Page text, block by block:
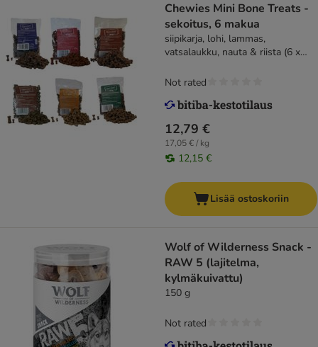
Chewies Mini Bone Treats -
sekoitus, 6 makua
siipikarja, lohi, lammas,
vatsalaukku, nauta & riista (6 x
12,79 €
17,05 € / kg
12,15 €
Not rated
Lisää ostoskoriin
Wolf of Wilderness Snack -
RAW 5 (lajitelma,
kylmäkuivattu)
150 g
Not rated